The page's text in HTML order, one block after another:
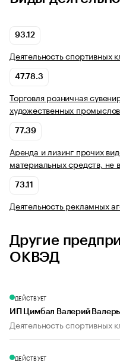
93.12
Деятельность спортивных
47.78.3
Торговля розничная
художественных промыслов
77.39
Аренда и лизинг прочих
материальных средств, не
73.11
Деятельность рекламных
Другие
ОКВЭД
ДЕЙСТВУЕТ
ИП Цимбал Валерий
Деятельность спортивных
ДЕЙСТВУЕТ